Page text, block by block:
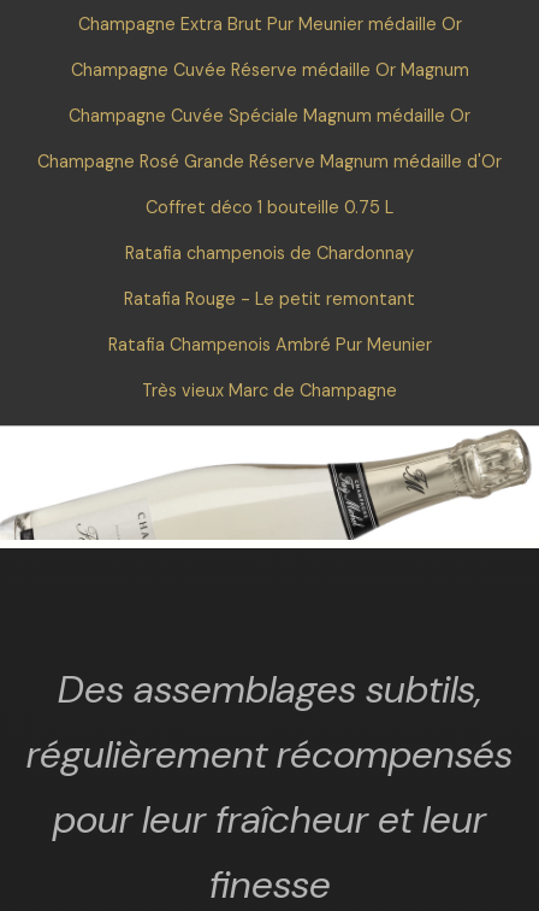
Champagne Extra Brut Pur Meunier médaille Or
Champagne Cuvée Réserve médaille Or Magnum
Champagne Cuvée Spéciale Magnum médaille Or
Champagne Rosé Grande Réserve Magnum médaille d'Or
Coffret déco 1 bouteille 0.75 L
Ratafia champenois de Chardonnay
Ratafia Rouge - Le petit remontant
Ratafia Champenois Ambré Pur Meunier
Très vieux Marc de Champagne
Des assemblages subtils,
régulièrement récompensés
pour leur fraîcheur et leur
finesse